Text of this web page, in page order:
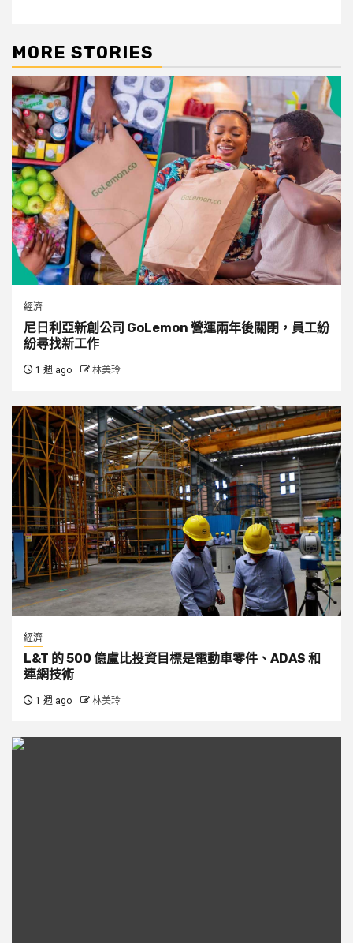
MORE STORIES
經濟
尼日利亞新創公司 GoLemon 營運兩年後關閉，員工紛
紛尋找新工作
1 週 ago 林美玲
經濟
L&T 的 500 億盧比投資目標是電動車零件、ADAS 和
連網技術
1 週 ago 林美玲